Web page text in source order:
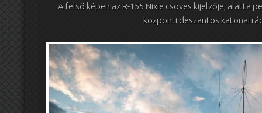
A felső képen az R-155 Nixie csöves kijelzője, alatta
központi deszantos katonai